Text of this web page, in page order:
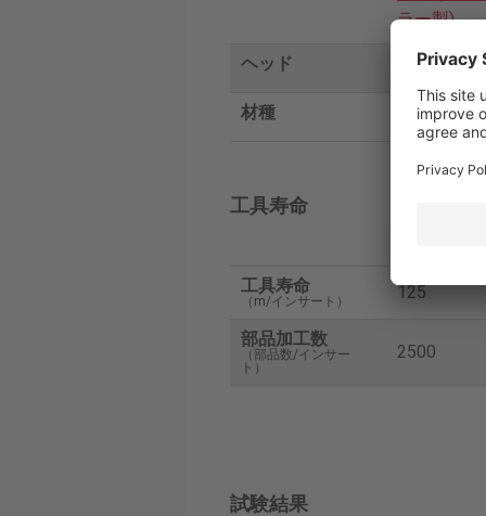
ラー製)
ヘッド DMP138
材種 AH9130
工具寿命
工具寿命
（m/インサート） 125
部品加工数
（部品数/インサー
ト）
2500
試験結果